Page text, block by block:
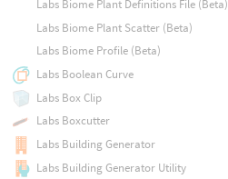
Labs Biome Plant Definitions File (Beta)
Labs Biome Plant Scatter (Beta)
Labs Biome Profile (Beta)
Labs Boolean Curve
Labs Box Clip
Labs Boxcutter
Labs Building Generator
Labs Building Generator Utility